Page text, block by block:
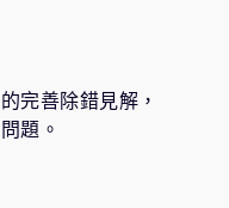
完善除錯見解，
題。